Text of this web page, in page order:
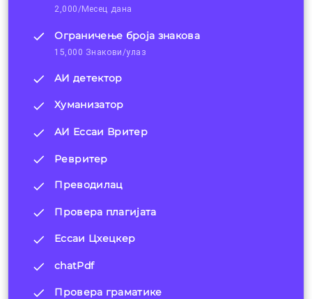
2,000/Месец дана
Ограничење броја знакова
15,000 Знакови/улаз
АИ детектор
Хуманизатор
АИ Ессаи Вритер
Ревритер
Преводилац
Провера плагијата
Ессаи Цхецкер
chatPdf
Провера граматике